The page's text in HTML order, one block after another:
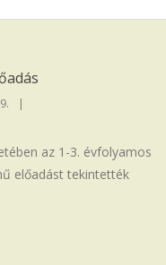
az 1-3. évfolyamos
előadást tekintették